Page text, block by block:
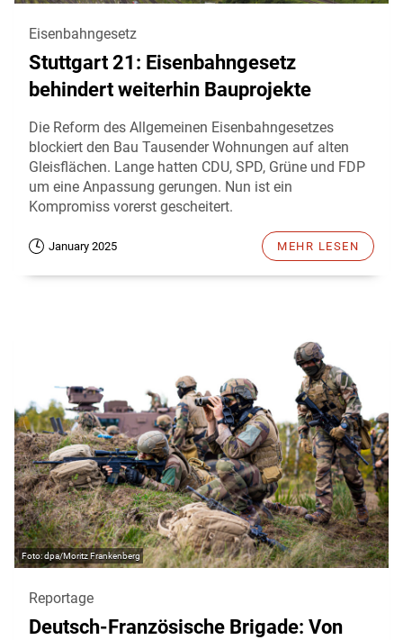
Eisenbahngesetz
Stuttgart 21: Eisenbahngesetz
behindert weiterhin Bauprojekte
Die Reform des Allgemeinen Eisenbahngesetzes
blockiert den Bau Tausender Wohnungen auf alten
Gleisflächen. Lange hatten CDU, SPD, Grüne und FDP
um eine Anpassung gerungen. Nun ist ein
Kompromiss vorerst gescheitert.
January 2025 MEHR LESEN
dpa/Moritz Frankenberg
Reportage
Deutsch-Französische Brigade: Von